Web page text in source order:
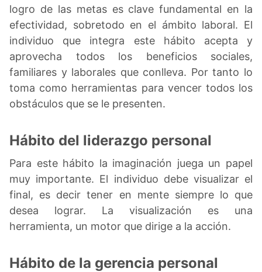
logro de las metas es clave fundamental en la
efectividad, sobretodo en el ámbito laboral. El
individuo que integra este hábito acepta y
aprovecha todos los beneficios sociales,
familiares y laborales que conlleva. Por tanto lo
toma como herramientas para vencer todos los
obstáculos que se le presenten.
Hábito del liderazgo personal
Para este hábito la imaginación juega un papel
muy importante. El individuo debe visualizar el
final, es decir tener en mente siempre lo que
desea lograr. La visualización es una
herramienta, un motor que dirige a la acción.
Hábito de la gerencia personal